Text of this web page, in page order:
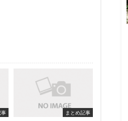
事 まとめ記事